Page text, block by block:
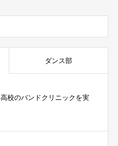
ダンス部
校のバンドクリニックを実